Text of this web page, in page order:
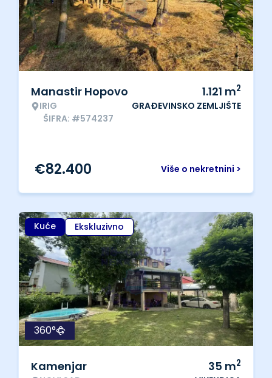
Manastir Hopovo
IRIG
ŠIFRA: #574237
1.121 m2
GRAĐEVINSKO ZEMLJIŠTE
Više o nekretnini >
€82.400
Kuće Ekskluzivno
360°
Kamenjar 35 m2